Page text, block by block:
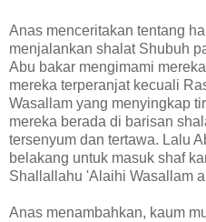
Anas menceritakan tentang
menjalankan shalat Shubuh
Abu bakar mengimami
mereka terperanjat kecuali
Wasallam yang menyingkap
mereka berada di barisan
tersenyum dan tertawa. Lalu
belakang untuk masuk shaf
Shallallahu 'Alaihi Wasallam
Anas menambahkan, kaum